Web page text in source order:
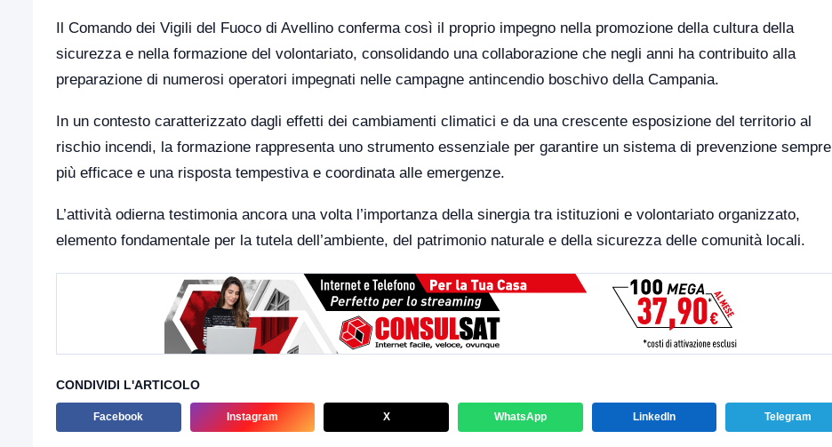
Il Comando dei Vigili del Fuoco di Avellino conferma così il proprio impegno nella promozione della cultura della
sicurezza e nella formazione del volontariato, consolidando una collaborazione che negli anni ha contribuito alla
preparazione di numerosi operatori impegnati nelle campagne antincendio boschivo della Campania.
In un contesto caratterizzato dagli effetti dei cambiamenti climatici e da una crescente esposizione del territorio al
rischio incendi, la formazione rappresenta uno strumento essenziale per garantire un sistema di prevenzione sempre
più efficace e una risposta tempestiva e coordinata alle emergenze.
L’attività odierna testimonia ancora una volta l’importanza della sinergia tra istituzioni e volontariato organizzato,
elemento fondamentale per la tutela dell’ambiente, del patrimonio naturale e della sicurezza delle comunità locali.
CONDIVIDI L'ARTICOLO
Facebook Instagram X WhatsApp LinkedIn Telegram